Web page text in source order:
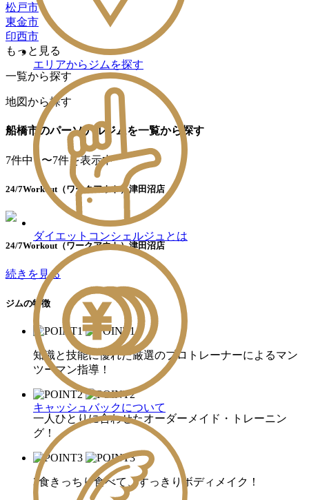
エリアからジムを探す
ダイエットコンシェルジュとは
キャッシュバックについて
松戸市
東金市
印西市
もっと見る
一覧から探す
地図から探す
船橋市のパーソナルジムを一覧から探す
7件中 1〜7件を表示中
24/7Workout（ワークアウト）津田沼店
24/7Workout（ワークアウト）津田沼店
続きを見る
ジムの特徴
知識と技能に優れた厳選のプロトレーナーによるマン
ツーマン指導！
一人ひとりに合わせたオーダーメイド・トレーニン
グ！
3食きっちり食べて、すっきりボディメイク！